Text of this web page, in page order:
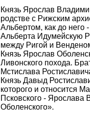
Князь Ярослав
родстве с Рижским
Альбертом, как до него
Альберта Идумейскую
между Ригой и
Князь Ярослав
Ливонского похода.
Мстислава
Князь Давыд
которого и относится
Псковского - Ярослава
Оболенского».